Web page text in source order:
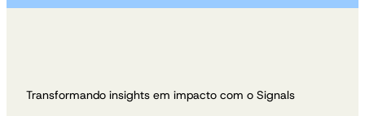
Transformando insights em impacto com o Signals